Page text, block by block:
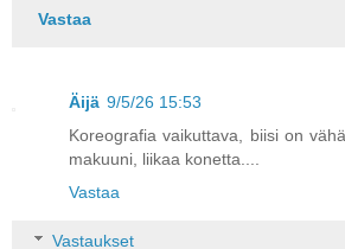
Vastaa
Äijä 9/5/26 15:53
Koreografia vaikuttava, biisi on
makuuni, liikaa konetta....
Vastaa
Vastaukset